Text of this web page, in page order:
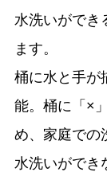
水洗いができ
ます。
桶に水と手が
能。桶に「×
め、家庭での
水洗いができ